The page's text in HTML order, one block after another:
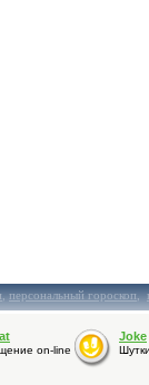
,персональный гороскоп,
on-line
Joke